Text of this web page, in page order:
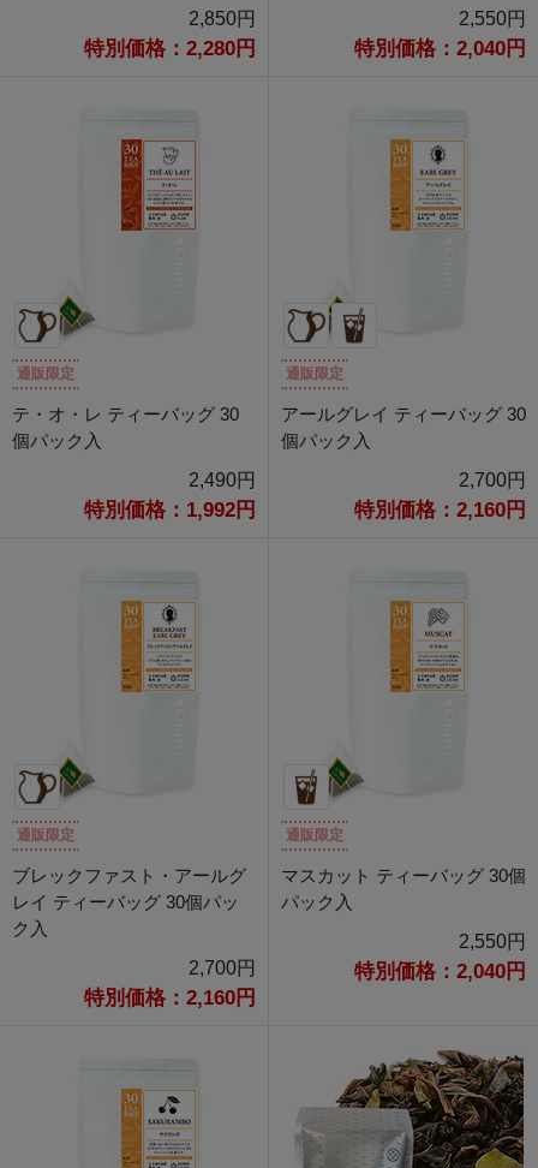
2,850円
特別価格：2,280円
2,550円
特別価格：2,040円
通販限定
テ・オ・レ ティーバッグ 30
個パック入
2,490円
特別価格：1,992円
通販限定
アールグレイ ティーバッグ 30
個パック入
2,700円
特別価格：2,160円
通販限定
ブレックファスト・アールグ
レイ ティーバッグ 30個パッ
ク入
2,700円
特別価格：2,160円
通販限定
マスカット ティーバッグ 30個
パック入
2,550円
特別価格：2,040円